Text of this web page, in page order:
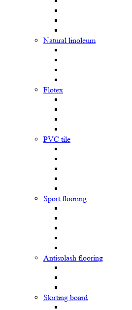
Natural linoleum
Flotex
PVC tile
Sport flooring
Antisplash flooring
Skirting board